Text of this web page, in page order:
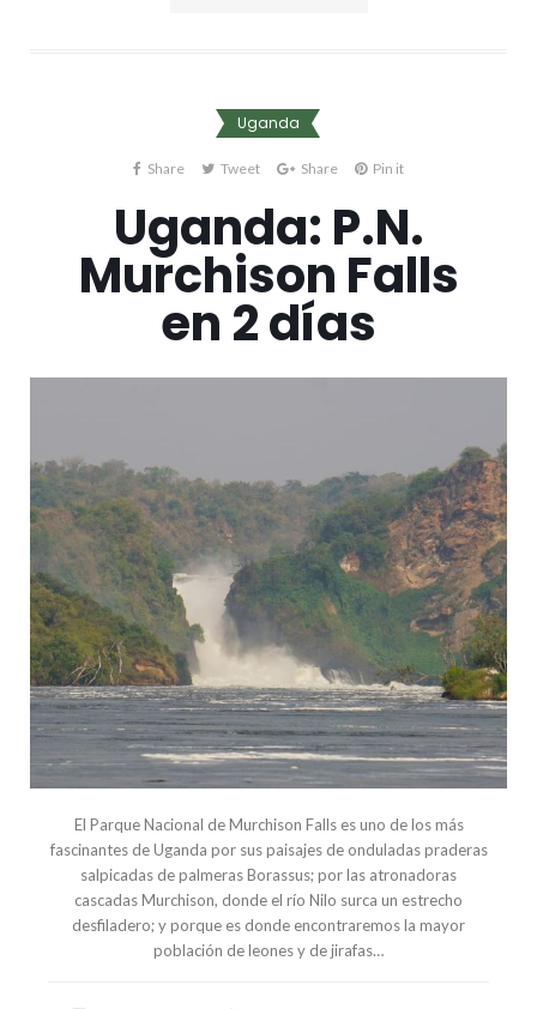
Uganda
Share Tweet Share Pin it
Uganda: P.N.
Murchison Falls
en 2 días
El Parque Nacional de Murchison Falls es uno de los más
fascinantes de Uganda por sus paisajes de onduladas praderas
salpicadas de palmeras Borassus; por las atronadoras
cascadas Murchison, donde el río Nilo surca un estrecho
desfiladero; y porque es donde encontraremos la mayor
población de leones y de jirafas…